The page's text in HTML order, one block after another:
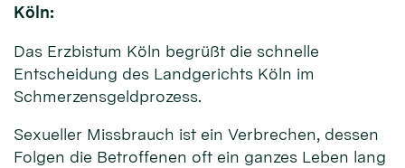
Köln:
Das Erzbistum Köln begrüßt die schnelle
Entscheidung des Landgerichts Köln im
Schmerzensgeldprozess.
Sexueller Missbrauch ist ein Verbrechen, dessen
Folgen die Betroffenen oft ein ganzes Leben lang